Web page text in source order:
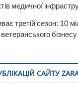
медичної
третій сезон: 10
бізнесу
САЙТУ